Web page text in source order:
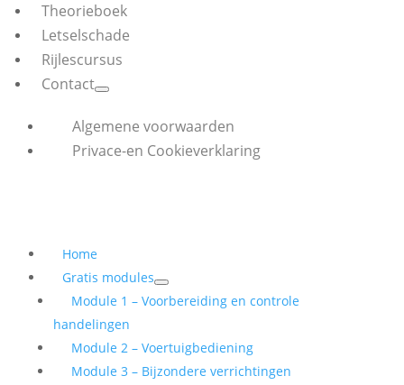
Theorieboek
Letselschade
Rijlescursus
Contact
Algemene voorwaarden
Privace-en Cookieverklaring
Home
Gratis modules
Module 1 – Voorbereiding en controle
handelingen
Module 2 – Voertuigbediening
Module 3 – Bijzondere verrichtingen